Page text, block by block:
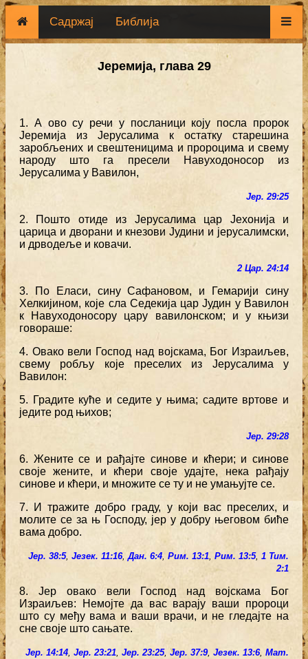
Садржај Библија
Јеремија, глава 29
1. А ово су речи у посланици коју посла пророк
Јеремија из Јерусалима к остатку старешина
заробљених и свештеницима и пророцима и свему
народу што га пресели Навуходоносор из
Јерусалима у Вавилон,
Јер. 29:25
2. Пошто отиде из Јерусалима цар Јехонија и
царица и дворани и кнезови Јудини и јерусалимски,
и дрводеље и ковачи.
2 Цар. 24:14
3. По Еласи, сину Сафановом, и Гемарији сину
Хелкијином, које сла Седекија цар Јудин у Вавилон
к Навуходоносору цару вавилонском; и у књизи
говораше:
4. Овако вели Господ над војскама, Бог Израиљев,
свему робљу које преселих из Јерусалима у
Вавилон:
5. Градите куће и седите у њима; садите вртове и
једите род њихов;
Јер. 29:28
6. Жените се и рађајте синове и кћери; и синове
своје жените, и кћери своје удајте, нека рађају
синове и кћери, и множите се ту и не умањујте се.
7. И тражите добро граду, у који вас преселих, и
молите се за њ Господу, јер у добру његовом биће
вама добро.
Јер. 38:5, Језек. 11:16,Дан. 6:4, Рим. 13:1, Рим. 13:5, 1 Тим.
2:1
8. Јер овако вели Господ над војскама Бог
Израиљев: Немојте да вас варају ваши пророци
што су међу вама и ваши врачи, и не гледајте на
сне своје што сањате.
Јер. 14:14, Јер. 23:21, Јер. 23:25, Јер. 37:9, Језек. 13:6, Мат.